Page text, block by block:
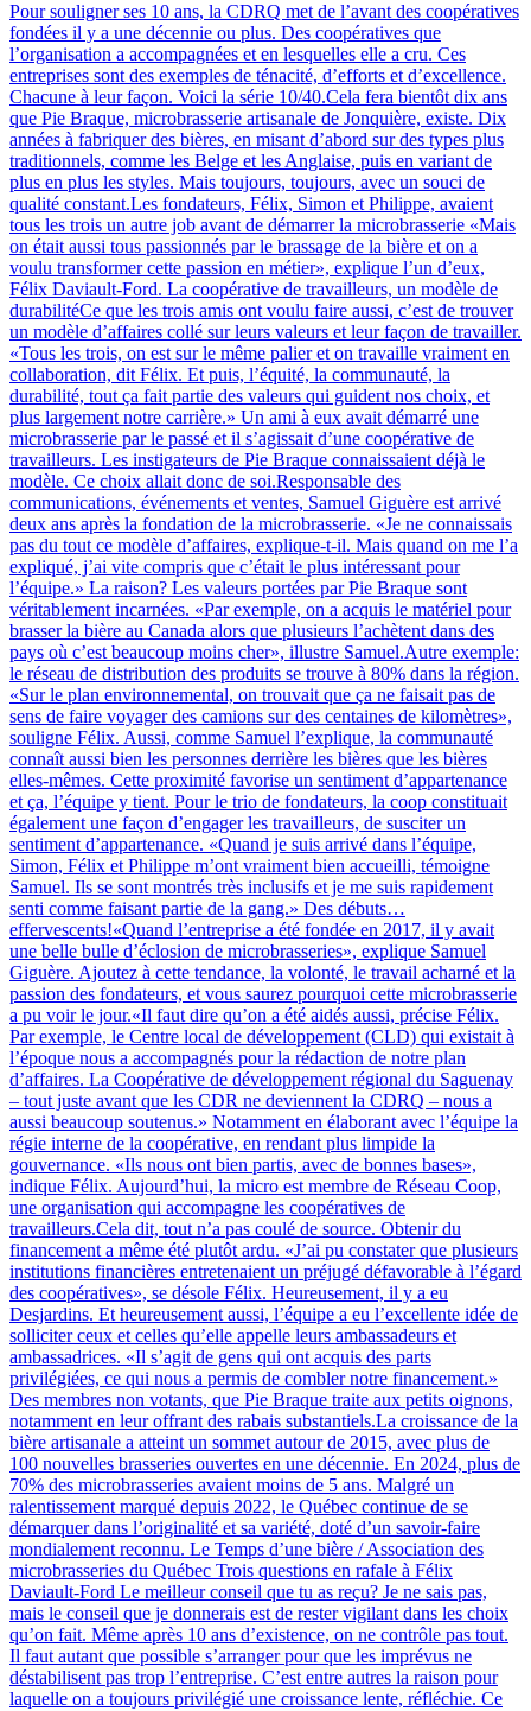
Pour souligner ses 10 ans, la CDRQ met de l’avant des coopératives
fondées il y a une décennie ou plus. Des coopératives que
l’organisation a accompagnées et en lesquelles elle a cru. Ces
entreprises sont des exemples de ténacité, d’efforts et d’excellence.
Chacune à leur façon. Voici la série 10/40.Cela fera bientôt dix ans
que Pie Braque, microbrasserie artisanale de Jonquière, existe. Dix
années à fabriquer des bières, en misant d’abord sur des types plus
traditionnels, comme les Belge et les Anglaise, puis en variant de
plus en plus les styles. Mais toujours, toujours, avec un souci de
qualité constant.Les fondateurs, Félix, Simon et Philippe, avaient
tous les trois un autre job avant de démarrer la microbrasserie «Mais
on était aussi tous passionnés par le brassage de la bière et on a
voulu transformer cette passion en métier», explique l’un d’eux,
Félix Daviault-Ford. La coopérative de travailleurs, un modèle de
durabilitéCe que les trois amis ont voulu faire aussi, c’est de trouver
un modèle d’affaires collé sur leurs valeurs et leur façon de travailler.
«Tous les trois, on est sur le même palier et on travaille vraiment en
collaboration, dit Félix. Et puis, l’équité, la communauté, la
durabilité, tout ça fait partie des valeurs qui guident nos choix, et
plus largement notre carrière.» Un ami à eux avait démarré une
microbrasserie par le passé et il s’agissait d’une coopérative de
travailleurs. Les instigateurs de Pie Braque connaissaient déjà le
modèle. Ce choix allait donc de soi.Responsable des
communications, événements et ventes, Samuel Giguère est arrivé
deux ans après la fondation de la microbrasserie. «Je ne connaissais
pas du tout ce modèle d’affaires, explique-t-il. Mais quand on me l’a
expliqué, j’ai vite compris que c’était le plus intéressant pour
l’équipe.» La raison? Les valeurs portées par Pie Braque sont
véritablement incarnées. «Par exemple, on a acquis le matériel pour
brasser la bière au Canada alors que plusieurs l’achètent dans des
pays où c’est beaucoup moins cher», illustre Samuel.Autre exemple:
le réseau de distribution des produits se trouve à 80% dans la région.
«Sur le plan environnemental, on trouvait que ça ne faisait pas de
sens de faire voyager des camions sur des centaines de kilomètres»,
souligne Félix. Aussi, comme Samuel l’explique, la communauté
connaît aussi bien les personnes derrière les bières que les bières
elles-mêmes. Cette proximité favorise un sentiment d’appartenance
et ça, l’équipe y tient. Pour le trio de fondateurs, la coop constituait
également une façon d’engager les travailleurs, de susciter un
sentiment d’appartenance. «Quand je suis arrivé dans l’équipe,
Simon, Félix et Philippe m’ont vraiment bien accueilli, témoigne
Samuel. Ils se sont montrés très inclusifs et je me suis rapidement
senti comme faisant partie de la gang.» Des débuts…
effervescents!«Quand l’entreprise a été fondée en 2017, il y avait
une belle bulle d’éclosion de microbrasseries», explique Samuel
Giguère. Ajoutez à cette tendance, la volonté, le travail acharné et la
passion des fondateurs, et vous saurez pourquoi cette microbrasserie
a pu voir le jour.«Il faut dire qu’on a été aidés aussi, précise Félix.
Par exemple, le Centre local de développement (CLD) qui existait à
l’époque nous a accompagnés pour la rédaction de notre plan
d’affaires. La Coopérative de développement régional du Saguenay
– tout juste avant que les CDR ne deviennent la CDRQ – nous a
aussi beaucoup soutenus.» Notamment en élaborant avec l’équipe la
régie interne de la coopérative, en rendant plus limpide la
gouvernance. «Ils nous ont bien partis, avec de bonnes bases»,
indique Félix. Aujourd’hui, la micro est membre de Réseau Coop,
une organisation qui accompagne les coopératives de
travailleurs.Cela dit, tout n’a pas coulé de source. Obtenir du
financement a même été plutôt ardu. «J’ai pu constater que plusieurs
institutions financières entretenaient un préjugé défavorable à l’égard
des coopératives», se désole Félix. Heureusement, il y a eu
Desjardins. Et heureusement aussi, l’équipe a eu l’excellente idée de
solliciter ceux et celles qu’elle appelle leurs ambassadeurs et
ambassadrices. «Il s’agit de gens qui ont acquis des parts
privilégiées, ce qui nous a permis de combler notre financement.»
Des membres non votants, que Pie Braque traite aux petits oignons,
notamment en leur offrant des rabais substantiels.La croissance de la
bière artisanale a atteint un sommet autour de 2015, avec plus de
100 nouvelles brasseries ouvertes en une décennie. En 2024, plus de
70% des microbrasseries avaient moins de 5 ans. Malgré un
ralentissement marqué depuis 2022, le Québec continue de se
démarquer dans l’originalité et sa variété, doté d’un savoir-faire
mondialement reconnu. Le Temps d’une bière / Association des
microbrasseries du Québec Trois questions en rafale à Félix
Daviault-Ford Le meilleur conseil que tu as reçu? Je ne sais pas,
mais le conseil que je donnerais est de rester vigilant dans les choix
qu’on fait. Même après 10 ans d’existence, on ne contrôle pas tout.
Il faut autant que possible s’arranger pour que les imprévus ne
déstabilisent pas trop l’entreprise. C’est entre autres la raison pour
laquelle on a toujours privilégié une croissance lente, réfléchie. Ce